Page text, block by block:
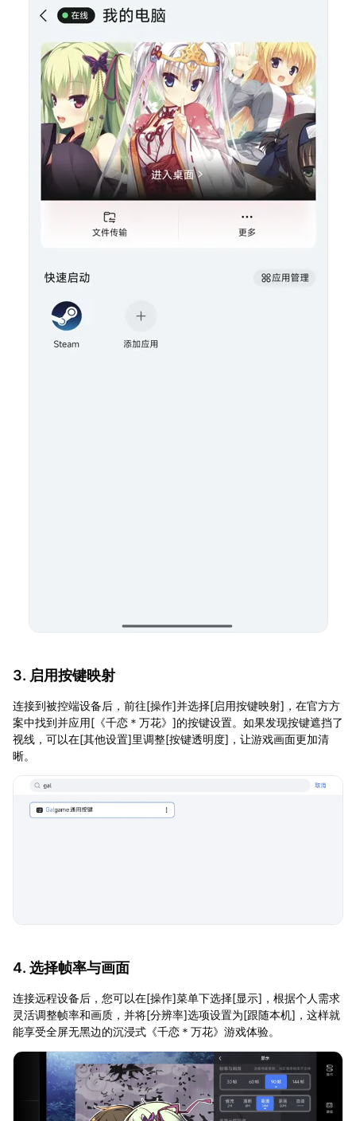
3. 启用按键映射
连接到被控端设备后，前往[操作]并选择[启用按键映射]，在官方方
案中找到并应用[《千恋＊万花》]的按键设置。如果发现按键遮挡了
视线，可以在[其他设置]里调整[按键透明度]，让游戏画面更加清
晰。
4. 选择帧率与画面
连接远程设备后，您可以在[操作]菜单下选择[显示]，根据个人需求
灵活调整帧率和画质，并将[分辨率]选项设置为[跟随本机]，这样就
能享受全屏无黑边的沉浸式《千恋＊万花》游戏体验。